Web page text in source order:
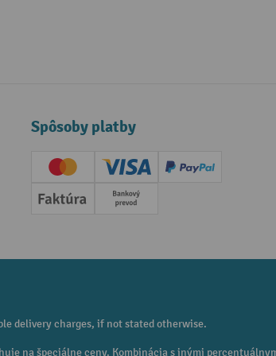
Spôsoby platby
Creditcard (Master)Creditcard (Visa)
PayPal
Faktúra Predplatba
delivery charges, if not stated otherwise.
na špeciálne ceny. Kombinácia s inými